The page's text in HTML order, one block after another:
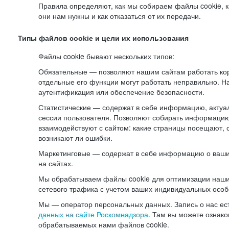
Правила определяют, как мы собираем файлы cookie,
они нам нужны и как отказаться от их передачи.
Типы файлов cookie и цели их использования
Файлы cookie бывают нескольких типов:
Обязательные — позволяют нашим сайтам работать
отдельные его функции могут работать неправильно.
аутентификация или обеспечение безопасности.
Статистические — содержат в себе информацию,
сессии пользователя. Позволяют собирать
взаимодействуют с сайтом: какие страницы посещают,
возникают ли ошибки.
Маркетинговые — содержат в себе информацию о
на сайтах.
Мы обрабатываем файлы cookie для оптимизации
сетевого трафика с учетом ваших индивидуальных
Мы — оператор персональных данных. Запись о нас
данных на сайте Роскомнадзора. Там вы можете
обрабатываемых нами файлов cookie.